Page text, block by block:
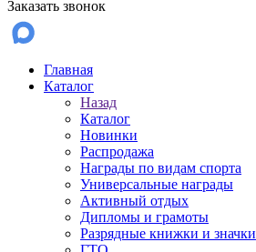
Заказать звонок
Главная
Каталог
Назад
Каталог
Новинки
Распродажа
Награды по видам спорта
Универсальные награды
Активный отдых
Дипломы и грамоты
Разрядные книжки и значки